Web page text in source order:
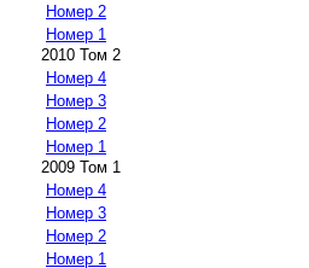
Номер 2
Номер 1
2010 Том 2
Номер 4
Номер 3
Номер 2
Номер 1
2009 Том 1
Номер 4
Номер 3
Номер 2
Номер 1